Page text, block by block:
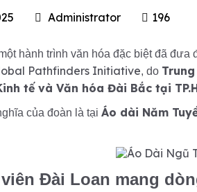
Administrator 196
hành trình văn hóa đặc biệt đã đưa
Pathfinders Initiative, do
tế và Văn hóa Đài Bắc tại
của đoàn là tại Áo dài Năm
Đài Loan mang